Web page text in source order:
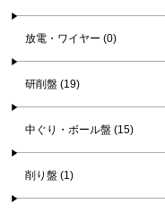
放電・ワイヤー (0)
研削盤 (19)
中ぐり・ボール盤 (15)
削り盤 (1)